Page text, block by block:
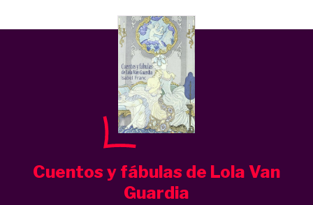
Cuentos y fábulas de Lola Van
Guardia